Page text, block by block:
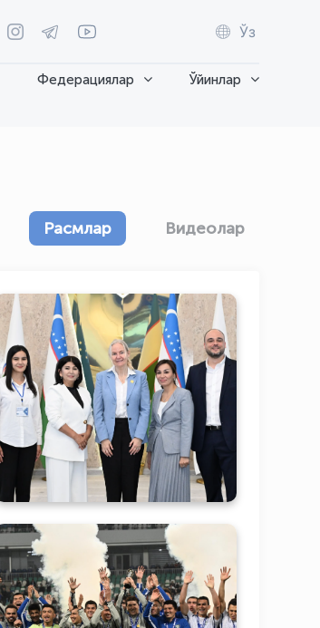
Ўз
Федерациялар
Ўйинлар
Расмлар Видеолар
Халқаро стол тенниси
федерацияси Президенти
Петра Сёрлинг бугун ўзбек
спортининг тарихи,
ҳозирда атлетларимизга
яратилган шароитлар,
соҳада яратилган
инфратузилма билан
яқиндан танишди.
Ўз гуруҳида ғалаба
қозонган йигитларимиз